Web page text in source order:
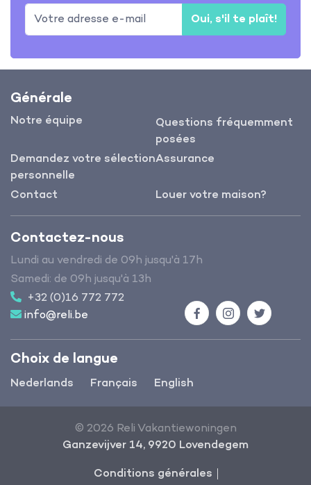
Oui, s'il te plaît!
Générale
Notre équipe
Questions fréquemment
posées
Demandez votre sélection
personnelle
Assurance
Contact Louer votre maison?
Choix de langue
Nederlands Français English
Contactez-nous
Lundi au vendredi de 09h jusqu'à 17h
Samedi: de 09h jusqu'à 13h
+32 (0)16 772 772
info@reli.be
FacebookInstagramTwitter
© 2026 Reli Vakantiewoningen
Ganzevijver 14, 9920 Lovendegem
Conditions générales